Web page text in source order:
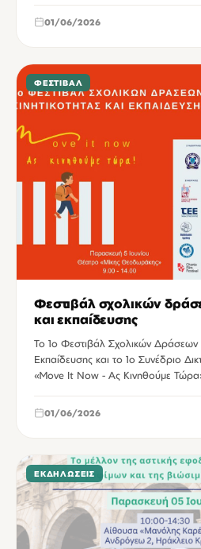
01/06/2026
ΦΕΣΤΙΒΆΛ
Φεστιβάλ σχολικών
και εκπαίδευσης
Το 1ο Φεστιβάλ Σχολικών Δράσεων
Εκπαίδευσης και το 1ο Συνέδριο
«Move It Now - Ας Κινηθούμε
01/06/2026
ΕΚΔΗΛΏΣΕΙΣ